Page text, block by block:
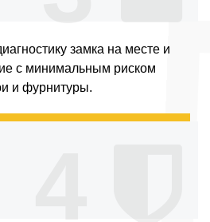
замка на месте и
с минимальным риском
и фурнитуры.